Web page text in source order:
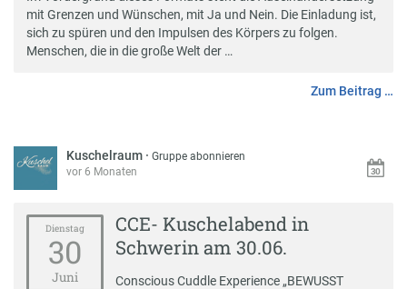
mit Grenzen und Wünschen, mit Ja und Nein. Die Einladung ist,
sich zu spüren und den Impulsen des Körpers zu folgen.
Menschen, die in die große Welt der …
Zum Beitrag …
Kuschelraum ·Gruppe abonnieren
vor 6 Monaten
Dienstag
30
Juni
CCE- Kuschelabend in
Schwerin am 30.06.
Conscious Cuddle Experience „BEWUSST